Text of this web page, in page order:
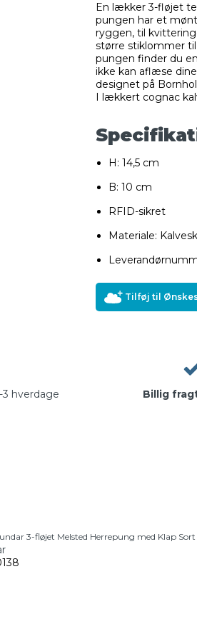
En lækker 3-fløjet
pungen har et
ryggen, til
større stiklommer
pungen finder du
ikke kan aflæse
designet på
I lækkert cognac
H: 14,5 cm
B: 10 cm
RFID-sikret
Materiale:
Tilføj til
3 hverdage Billig
3-fløjet Melsted Herrepung med Klap Sort